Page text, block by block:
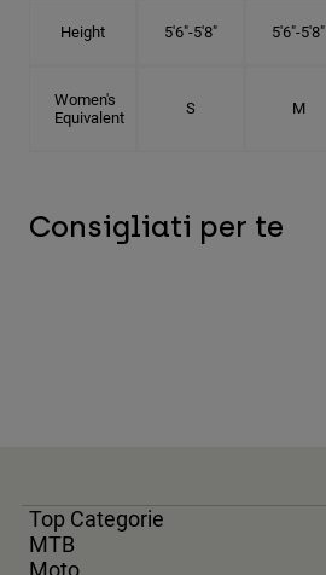
Height 5'6"-5'8" 5'6"-5'8"
Women's
Equivalent
S M
Consigliati per te
Top Categorie
MTB
Moto